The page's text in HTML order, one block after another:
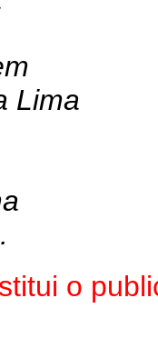
Lima
o